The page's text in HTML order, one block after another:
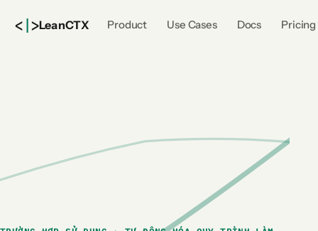
<|>LeanCTX Product Use Cases Docs Pricing